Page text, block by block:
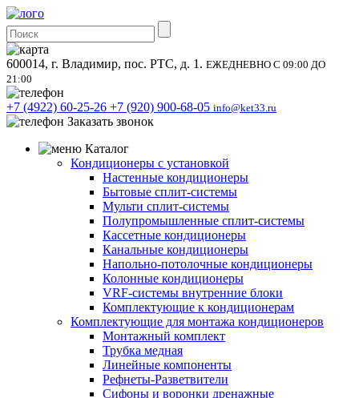
600014, г. Владимир, пос. РТС, д. 1. ЕЖЕДНЕВНО С 09:00 ДО
21:00
+7 (4922) 60-25-26 +7 (920) 900-68-05 info@ket33.ru
Заказать звонок
Каталог
Кондиционеры с установкой
Настенные кондиционеры
Бытовые сплит-системы
Мульти сплит-системы
Полупромышленные сплит-системы
Кассетные кондиционеры
Канальные кондиционеры
Напольно-потолочные кондиционеры
Колонные кондиционеры
VRF-системы внутренние блоки
Комплектующие к кондиционерам
Комплектующие для монтажа кондиционеров
Монтажный комплект
Трубка медная
Линейные компоненты
Рефнеты-Разветвители
Сифоны и воронки дренажные